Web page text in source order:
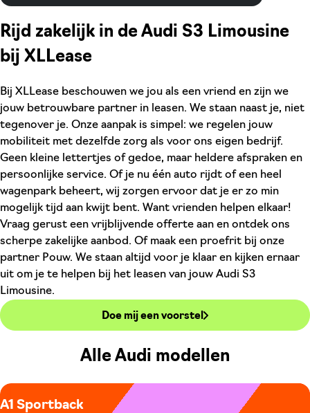
Rijd zakelijk in de Audi S3 Limousine
bij XLLease
Bij XLLease beschouwen we jou als een vriend en zijn we
jouw betrouwbare partner in leasen. We staan naast je, niet
tegenover je. Onze aanpak is simpel: we regelen jouw
mobiliteit met dezelfde zorg als voor ons eigen bedrijf.
Geen kleine lettertjes of gedoe, maar heldere afspraken en
persoonlijke service. Of je nu één auto rijdt of een heel
wagenpark beheert, wij zorgen ervoor dat je er zo min
mogelijk tijd aan kwijt bent. Want vrienden helpen elkaar!
Vraag gerust een vrijblijvende offerte aan en ontdek ons
scherpe zakelijke aanbod. Of maak een proefrit bij onze
partner Pouw. We staan altijd voor je klaar en kijken ernaar
uit om je te helpen bij het leasen van jouw Audi S3
Limousine.
Doe mij een voorstel
Alle Audi modellen
A1 Sportback